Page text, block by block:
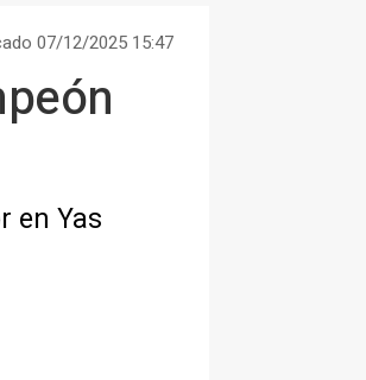
07/12/2025 15:47
en Yas